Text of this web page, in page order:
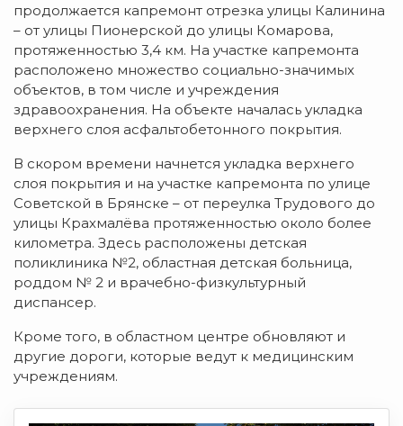
продолжается капремонт отрезка улицы Калинина
– от улицы Пионерской до улицы Комарова,
протяженностью 3,4 км. На участке капремонта
расположено множество социально-значимых
объектов, в том числе и учреждения
здравоохранения. На объекте началась укладка
верхнего слоя асфальтобетонного покрытия.
В скором времени начнется укладка верхнего
слоя покрытия и на участке капремонта по улице
Советской в Брянске – от переулка Трудового до
улицы Крахмалёва протяженностью около более
километра. Здесь расположены детская
поликлиника №2, областная детская больница,
роддом № 2 и врачебно-физкультурный
диспансер.
Кроме того, в областном центре обновляют и
другие дороги, которые ведут к медицинским
учреждениям.